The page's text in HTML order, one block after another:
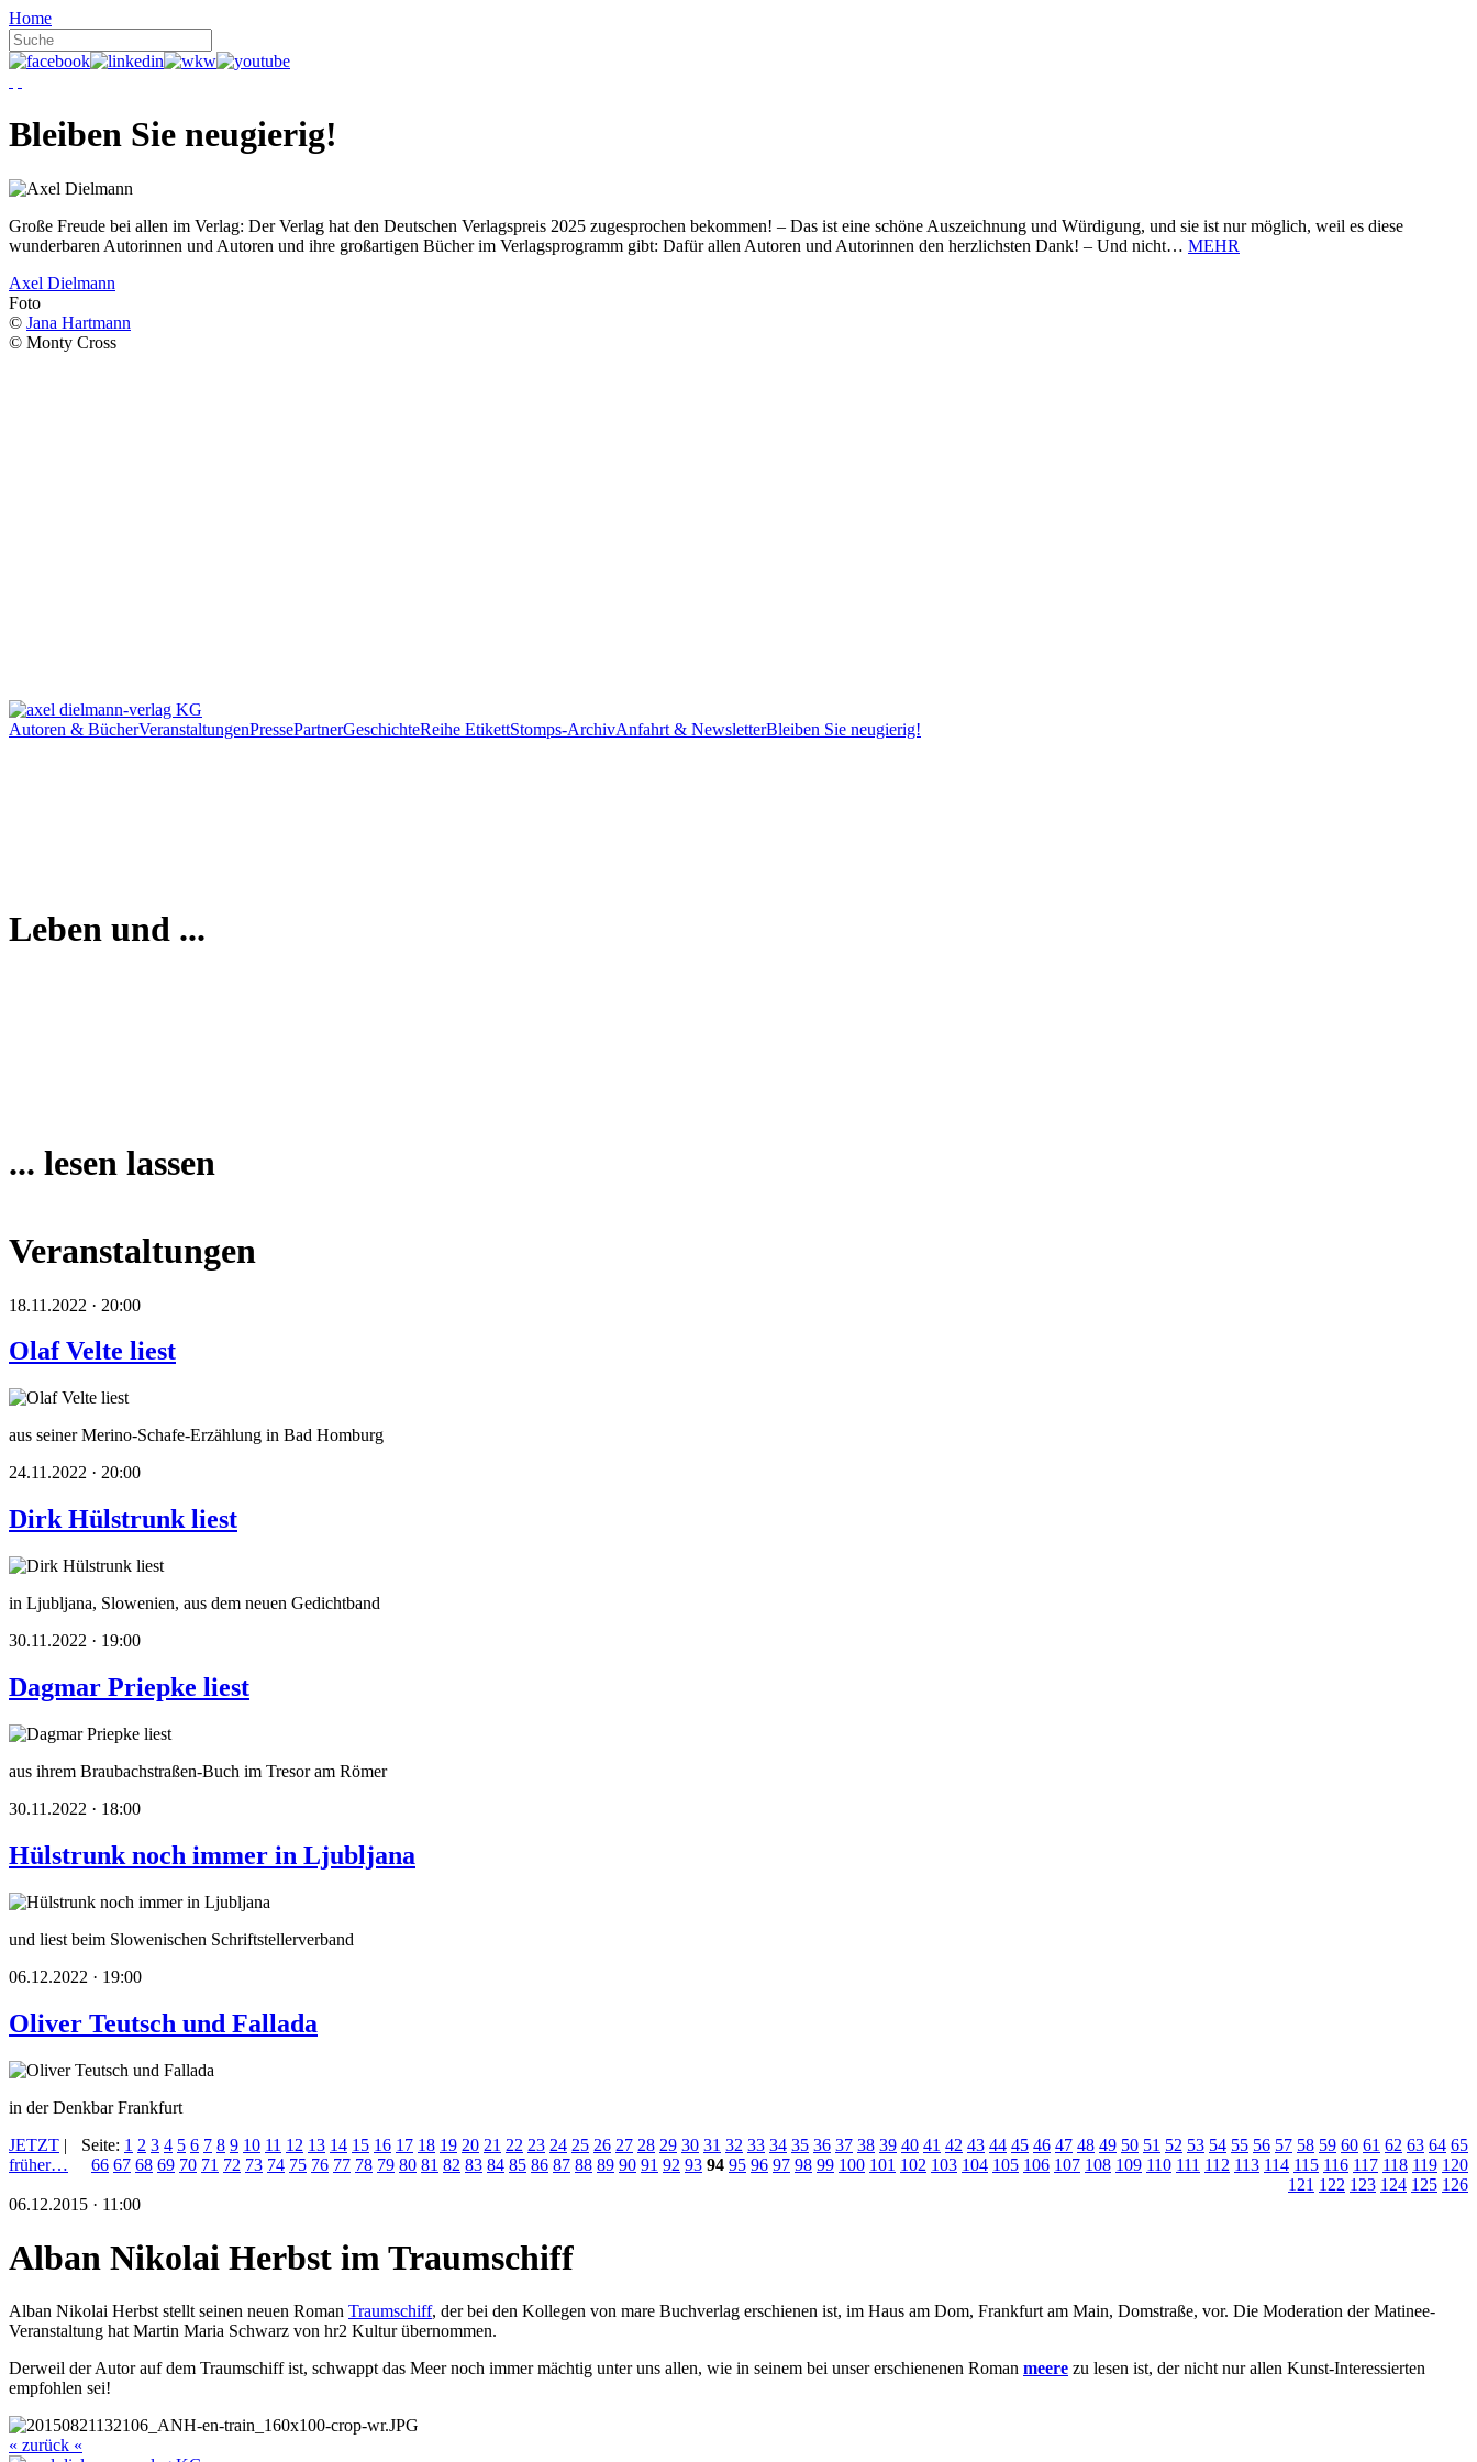
Home
Bleiben Sie neugierig!
Große Freude bei allen im Verlag: Der Verlag hat den Deutschen Verlagspreis 2025 zugesprochen bekommen! – Das ist eine schöne Auszeichnung und Würdigung, und sie ist nur möglich, weil es diese
wunderbaren Autorinnen und Autoren und ihre großartigen Bücher im Verlagsprogramm gibt: Dafür allen Autoren und Autorinnen den herzlichsten Dank! – Und nicht… MEHR
Axel Dielmann
Foto
© Jana Hartmann
© Monty Cross
Autoren & BücherVeranstaltungenPressePartnerGeschichteReihe EtikettStomps-ArchivAnfahrt & NewsletterBleiben Sie neugierig!
Leben und ...
... lesen lassen
Veranstaltungen
18.11.2022 · 20:00
Olaf Velte liest
aus seiner Merino-Schafe-Erzählung in Bad Homburg
24.11.2022 · 20:00
Dirk Hülstrunk liest
in Ljubljana, Slowenien, aus dem neuen Gedichtband
30.11.2022 · 19:00
Dagmar Priepke liest
aus ihrem Braubachstraßen-Buch im Tresor am Römer
30.11.2022 · 18:00
Hülstrunk noch immer in Ljubljana
und liest beim Slowenischen Schriftstellerverband
06.12.2022 · 19:00
Oliver Teutsch und Fallada
in der Denkbar Frankfurt
JETZT |
früher…
Seite: 1 2 3 4 5 6 7 8 9 10 11 12 13 14 15 16 17 18 19 20 21 22 23 24 25 26 27 28 29 30 31 32 33 34 35 36 37 38 39 40 41 42 43 44 45 46 47 48 49 50 51 52 53 54 55 56 57 58 59 60 61 62 63 64 65
66 67 68 69 70 71 72 73 74 75 76 77 78 79 80 81 82 83 84 85 86 87 88 89 90 91 92 93 94 95 96 97 98 99 100 101 102 103 104 105 106 107 108 109 110 111 112 113 114 115 116 117 118 119 120
121 122 123 124 125 126
06.12.2015 · 11:00
Alban Nikolai Herbst im Traumschiff
Alban Nikolai Herbst stellt seinen neuen Roman Traumschiff, der bei den Kollegen von mare Buchverlag erschienen ist, im Haus am Dom, Frankfurt am Main, Domstraße, vor. Die Moderation der Matinee-
Veranstaltung hat Martin Maria Schwarz von hr2 Kultur übernommen.
Derweil der Autor auf dem Traumschiff ist, schwappt das Meer noch immer mächtig unter uns allen, wie in seinem bei unser erschienenen Roman meere zu lesen ist, der nicht nur allen Kunst-Interessierten
empfohlen sei!
« zurück «